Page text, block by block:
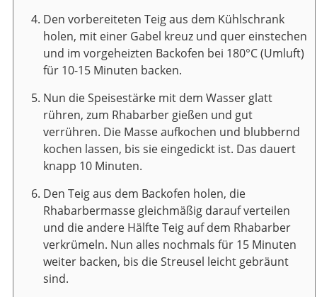
Den vorbereiteten Teig aus dem Kühlschrank
holen, mit einer Gabel kreuz und quer einstechen
und im vorgeheizten Backofen bei 180°C (Umluft)
für 10-15 Minuten backen.
Nun die Speisestärke mit dem Wasser glatt
rühren, zum Rhabarber gießen und gut
verrühren. Die Masse aufkochen und blubbernd
kochen lassen, bis sie eingedickt ist. Das dauert
knapp 10 Minuten.
Den Teig aus dem Backofen holen, die
Rhabarbermasse gleichmäßig darauf verteilen
und die andere Hälfte Teig auf dem Rhabarber
verkrümeln. Nun alles nochmals für 15 Minuten
weiter backen, bis die Streusel leicht gebräunt
sind.